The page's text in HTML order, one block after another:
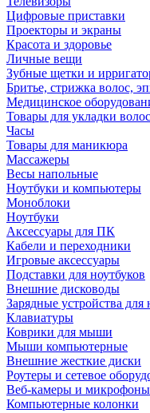
Цифровые приставки
Проекторы и экраны
Красота и здоровье
Личные вещи
Зубные щетки и
Бритье, стрижка волос,
Медицинское
Товары для укладки волос
Часы
Товары для маникюра
Массажеры
Весы напольные
Ноутбуки и компьютеры
Моноблоки
Ноутбуки
Аксессуары для ПК
Кабели и переходники
Игровые аксессуары
Подставки для ноутбуков
Внешние дисководы
Зарядные устройства для
Клавиатуры
Коврики для мыши
Мыши компьютерные
Внешние жесткие диски
Роутеры и сетевое
Веб-камеры и микрофоны
Компьютерные колонки